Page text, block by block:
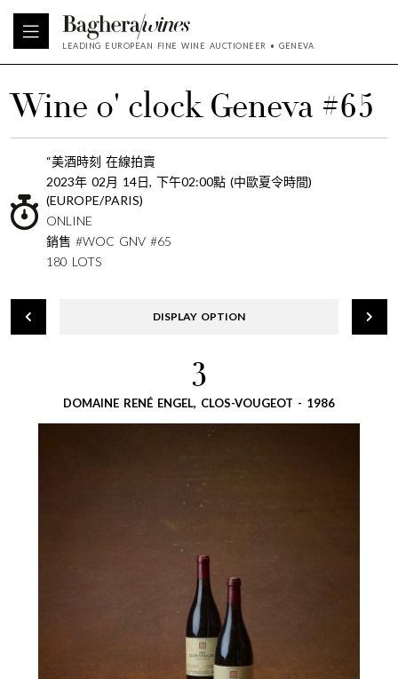
LEADING EUROPEAN FINE WINE AUCTIONEER • GENEVA
Wine o' clock Geneva #65
“美酒時刻 在線拍賣
2023年 02月 14日, 下午02:00點 (中歐夏令時間)
(EUROPE/PARIS)
ONLINE
銷售 #WOC GNV #65
180 LOTS
DISPLAY OPTION
3
DOMAINE RENÉ ENGEL, CLOS-VOUGEOT - 1986